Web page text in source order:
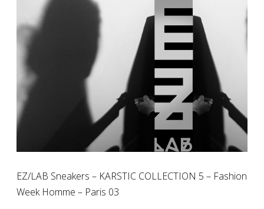
EZ/LAB Sneakers – KARSTIC COLLECTION 5 – Fashion
Week Homme – Paris 03